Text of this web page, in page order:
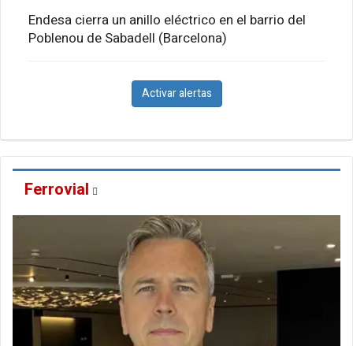
Endesa cierra un anillo eléctrico en el barrio del
Poblenou de Sabadell (Barcelona)
Activar alertas
Ferrovial